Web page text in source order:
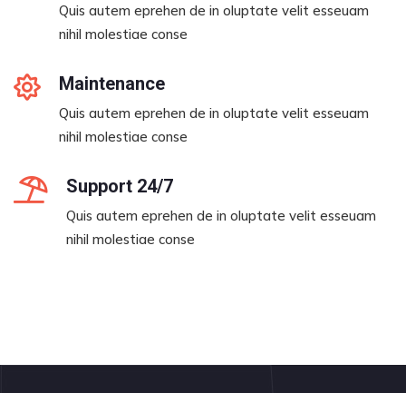
Quis autem eprehen de in oluptate velit esseuam
nihil molestiae conse
Maintenance
Quis autem eprehen de in oluptate velit esseuam
nihil molestiae conse
Support 24/7
Quis autem eprehen de in oluptate velit esseuam
nihil molestiae conse